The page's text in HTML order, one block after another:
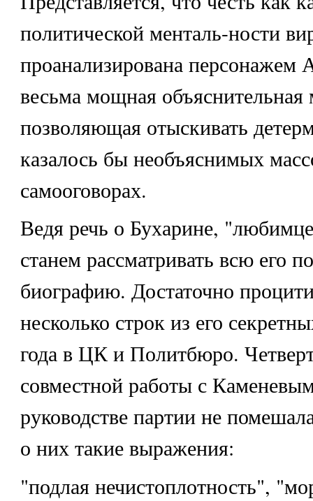
политической менталь-ности
проанализирована персонажем
весьма мощная объяснительная
позволяющая отыскивать
казалось бы необъяснимых
самооговорах.
Ведя речь о Бухарине,
станем рассматривать всю его
биографию. Достаточно
несколько строк из его
года в ЦК и Политбюро.
совместной работы с
руководстве партии не
о них такие выражения:
"подлая нечистоплотность",